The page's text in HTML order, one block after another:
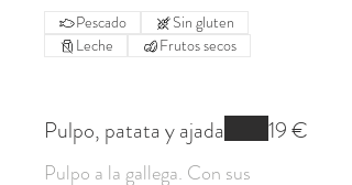
Pescado
Sin gluten
Leche
Frutos secos
Pulpo, patata y ajada
Pulpo a la gallega. Con sus
19 €